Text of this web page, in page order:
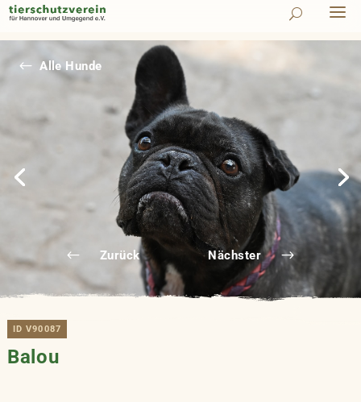
Zurück Nächster
# Alle Hunde
ID V90087
Balou